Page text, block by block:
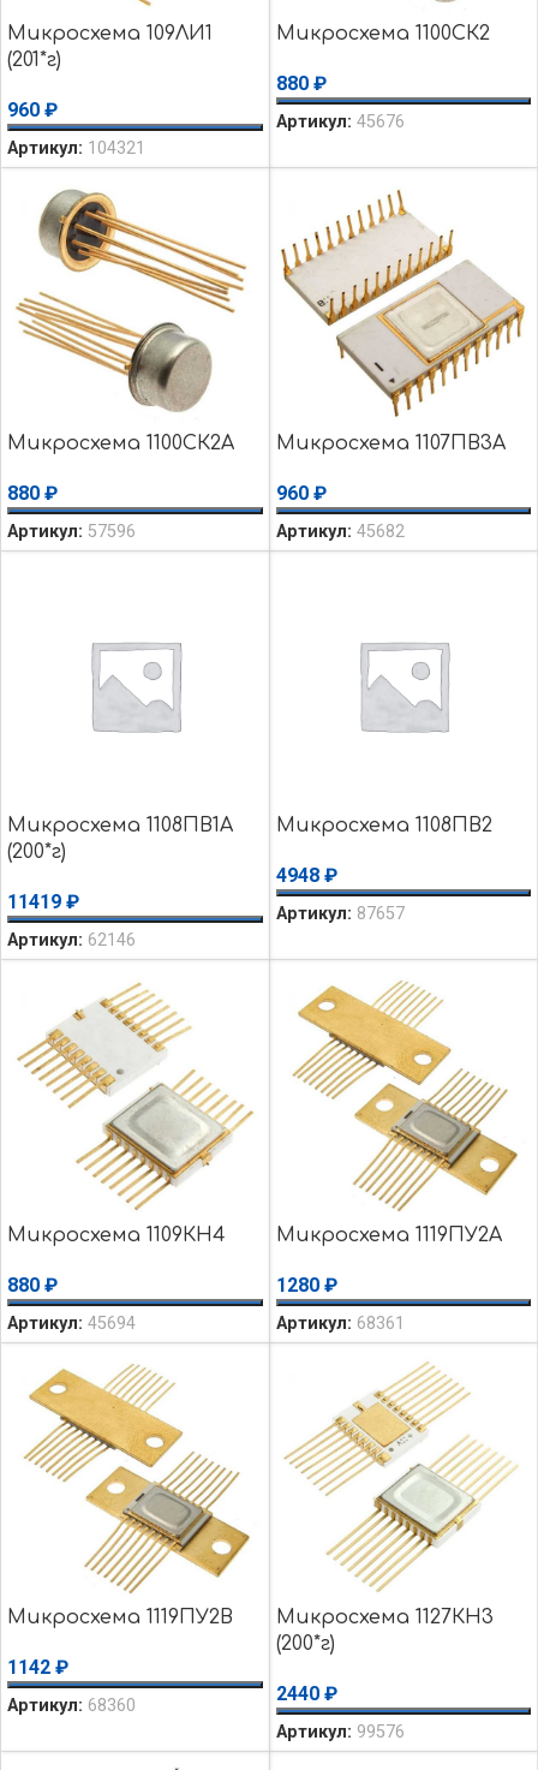
Микросхема 109ЛИ1
(201*г)
960 ₽
Артикул: 104321
Микросхема 1100СК2
880 ₽
Артикул: 45676
Микросхема 1100СК2А
880 ₽
Артикул: 57596
Микросхема 1107ПВ3А
960 ₽
Артикул: 45682
Микросхема 1108ПВ1А
(200*г)
11419 ₽
Артикул: 62146
Микросхема 1108ПВ2
4948 ₽
Артикул: 87657
Микросхема 1109КН4
880 ₽
Артикул: 45694
Микросхема 1119ПУ2А
1280 ₽
Артикул: 68361
Микросхема 1119ПУ2В
1142 ₽
Артикул: 68360
Микросхема 1127КН3
(200*г)
2440 ₽
Артикул: 99576